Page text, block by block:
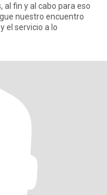
al fin y al cabo para eso
nuestro encuentro
el servicio a lo